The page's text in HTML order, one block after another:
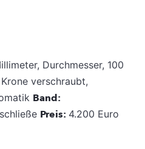
Durchmesser, 100
Krone verschraubt,
Band:
Preis: 4.200 Euro